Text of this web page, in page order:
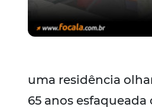
uma residência
65 anos